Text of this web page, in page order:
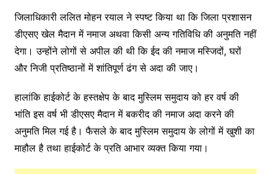
जिलाधिकारी ललित मोहन रयाल ने स्पष्ट किया था कि जिला प्रशासन
डीएसए खेल मैदान में नमाज अथवा किसी अन्य गतिविधि की अनुमति नहीं
देगा। उन्होंने लोगों से अपील की थी कि ईद की नमाज मस्जिदों, घरों
और निजी प्रतिष्ठानों में शांतिपूर्ण ढंग से अदा की जाए।
हालांकि हाईकोर्ट के हस्तक्षेप के बाद मुस्लिम समुदाय को हर वर्ष की
भांति इस वर्ष भी डीएसए मैदान में बकरीद की नमाज अदा करने की
अनुमति मिल गई है। फैसले के बाद मुस्लिम समुदाय के लोगों में खुशी का
माहौल है तथा हाईकोर्ट के प्रति आभार व्यक्त किया गया।